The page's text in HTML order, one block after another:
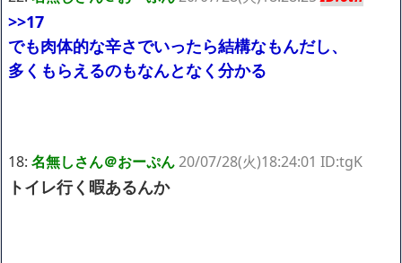
>>17
でも肉体的な辛さでいったら結構なもんだし、
多くもらえるのもなんとなく分かる
18: 名無しさん＠おーぷん20/07/28(火)18:24:01 ID:tgK
トイレ行く暇あるんか